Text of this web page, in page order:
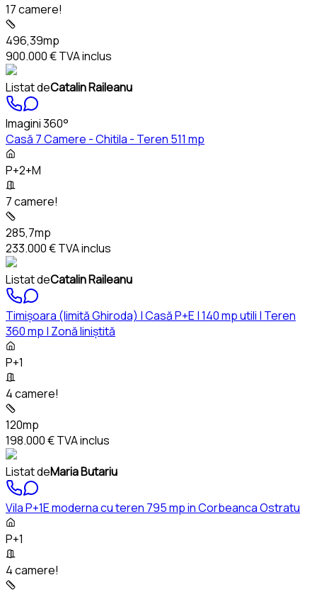
17 camere!
496,39mp
900.000 €TVA inclus
Listat deCatalin Raileanu
Imagini 360°
Casă 7 Camere - Chitila - Teren 511 mp
P+2+M
7 camere!
285,7mp
233.000 €TVA inclus
Listat deCatalin Raileanu
Timișoara (limită Ghiroda) | Casă P+E | 140 mp utili | Teren
360 mp | Zonă liniștită
P+1
4 camere!
120mp
198.000 €TVA inclus
Listat deMaria Butariu
Vila P+1E moderna cu teren 795 mp in Corbeanca Ostratu
P+1
4 camere!